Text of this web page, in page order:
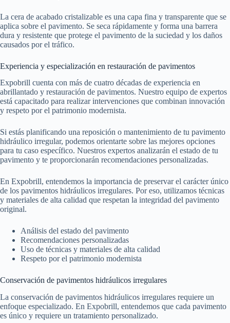
La cera de acabado cristalizable es una capa fina y transparente que se
aplica sobre el pavimento. Se seca rápidamente y forma una barrera
dura y resistente que protege el pavimento de la suciedad y los daños
causados por el tráfico.
Experiencia y especialización en restauración de pavimentos
Expobrill cuenta con más de cuatro décadas de experiencia en
abrillantado y restauración de pavimentos. Nuestro equipo de expertos
está capacitado para realizar intervenciones que combinan innovación
y respeto por el patrimonio modernista.
Si estás planificando una reposición o mantenimiento de tu pavimento
hidráulico irregular, podemos orientarte sobre las mejores opciones
para tu caso específico. Nuestros expertos analizarán el estado de tu
pavimento y te proporcionarán recomendaciones personalizadas.
En Expobrill, entendemos la importancia de preservar el carácter único
de los pavimentos hidráulicos irregulares. Por eso, utilizamos técnicas
y materiales de alta calidad que respetan la integridad del pavimento
original.
Análisis del estado del pavimento
Recomendaciones personalizadas
Uso de técnicas y materiales de alta calidad
Respeto por el patrimonio modernista
Conservación de pavimentos hidráulicos irregulares
La conservación de pavimentos hidráulicos irregulares requiere un
enfoque especializado. En Expobrill, entendemos que cada pavimento
es único y requiere un tratamiento personalizado.